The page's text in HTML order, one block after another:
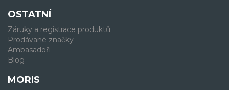
OSTATNÍ
Záruky a registrace produktů
Prodávané značky
Ambasadoři
Blog
MORIS